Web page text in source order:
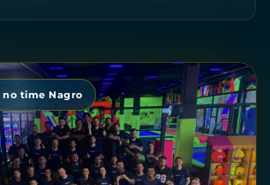
no time Nagro